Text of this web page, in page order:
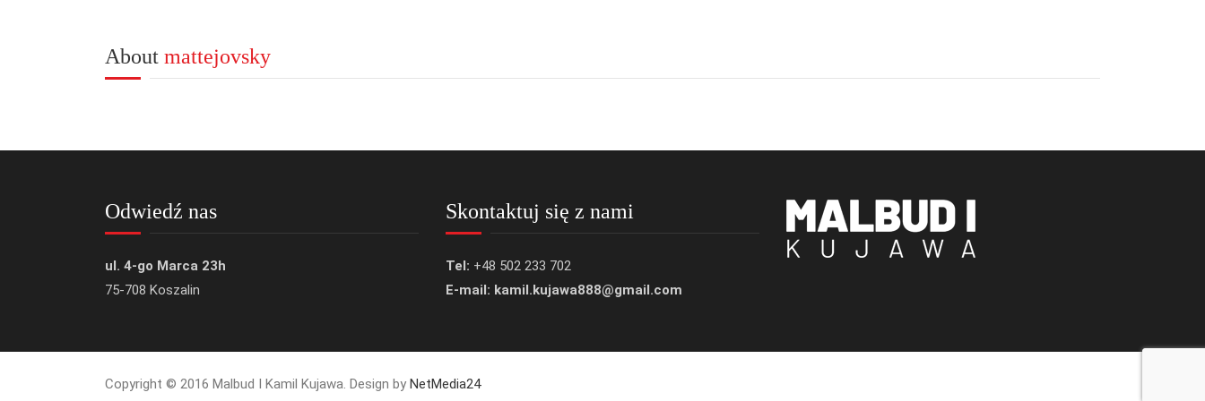
About mattejovsky
Odwiedź nas
ul. 4-go Marca 23h
75-708 Koszalin
Skontaktuj się z nami
Tel: +48 502 233 702
E-mail: kamil.kujawa888@gmail.com
Copyright © 2016 Malbud I Kamil Kujawa. Design by NetMedia24